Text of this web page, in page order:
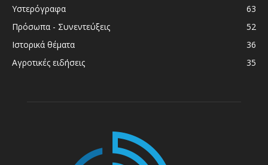
Υστερόγραφα
63
Πρόσωπα - Συνεντεύξεις
52
Ιστορικά θέματα
36
Αγροτικές ειδήσεις
35